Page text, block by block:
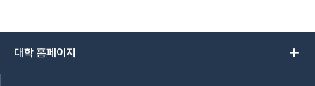
대학 홈페이지 add